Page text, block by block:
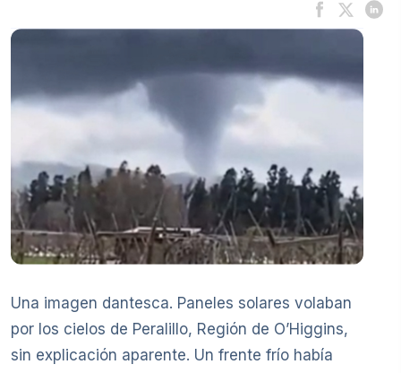
Una imagen dantesca. Paneles solares volaban
por los cielos de Peralillo, Región de O’Higgins,
sin explicación aparente. Un frente frío había